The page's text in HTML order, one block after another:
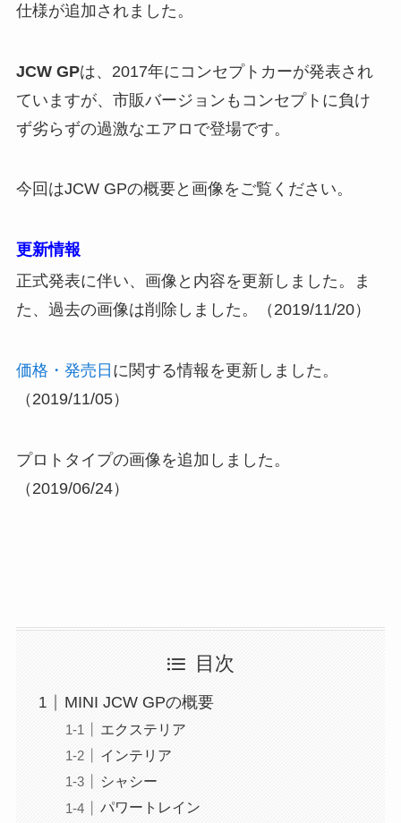
仕様が追加されました。
JCW GPは、2017年にコンセプトカーが発表され
ていますが、市販バージョンもコンセプトに負け
ず劣らずの過激なエアロで登場です。
今回はJCW GPの概要と画像をご覧ください。
更新情報
正式発表に伴い、画像と内容を更新しました。ま
た、過去の画像は削除しました。（2019/11/20）
価格・発売日 に関する情報を更新しました。
（2019/11/05）
プロトタイプの画像を追加しました。
（2019/06/24）
目次
MINI JCW GPの概要
エクステリア
インテリア
シャシー
パワートレイン